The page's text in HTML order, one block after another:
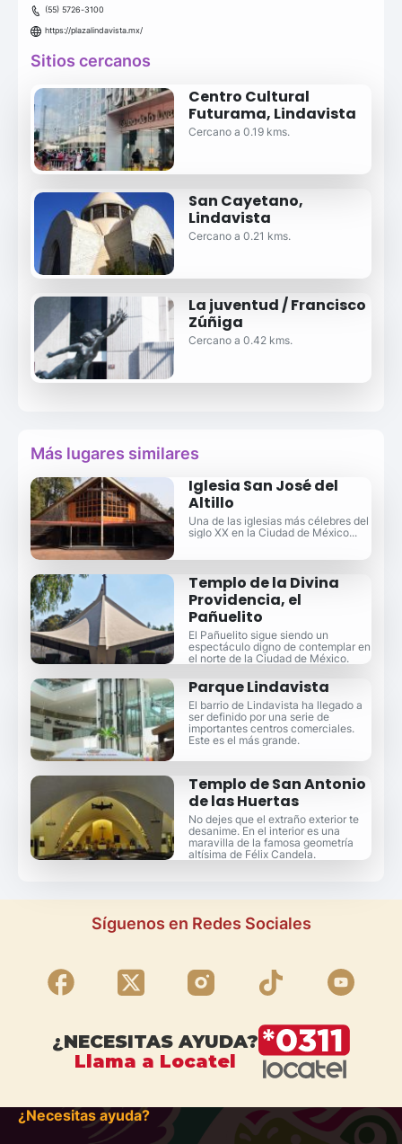
(55) 5726-3100
https://plazalindavista.mx/
Sitios cercanos
Centro Cultural
Futurama, Lindavista
Cercano a 0.19 kms.
San Cayetano,
Lindavista
Cercano a 0.21 kms.
La juventud / Francisco
Zúñiga
Cercano a 0.42 kms.
Más lugares similares
Iglesia San José del
Altillo
Una de las iglesias más célebres del
siglo XX en la Ciudad de México...
Templo de la Divina
Providencia, el
Pañuelito
El Pañuelito sigue siendo un
espectáculo digno de contemplar en
el norte de la Ciudad de México.
Parque Lindavista
El barrio de Lindavista ha llegado a
ser definido por una serie de
importantes centros comerciales.
Este es el más grande.
Templo de San Antonio
de las Huertas
No dejes que el extraño exterior te
desanime. En el interior es una
maravilla de la famosa geometría
altísima de Félix Candela.
Síguenos en Redes Sociales
¿NECESITAS AYUDA?
Llama a Locatel
¿Necesitas ayuda?